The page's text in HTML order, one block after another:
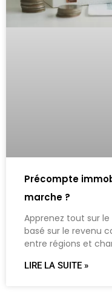
Précompte
marche ?
Apprenez tout sur
basé sur le revenu
entre régions et
LIRE LA SUITE »